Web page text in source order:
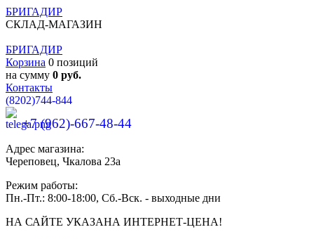
БРИГАДИР
СКЛАД-МАГАЗИН
БРИГАДИР
Корзина 0 позиций
на сумму 0 руб.
Контакты
(8202)744-844
+7 (962)-667-48-44
Адрес магазина:
Череповец, Чкалова 23а
Режим работы:
Пн.-Пт.: 8:00-18:00, Сб.-Вск. - выходные дни
НА САЙТЕ УКАЗАНА ИНТЕРНЕТ-ЦЕНА!